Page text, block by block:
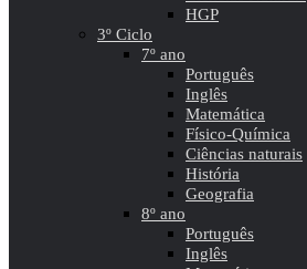
HGP
3º Ciclo
7º ano
Português
Inglês
Matemática
Físico-Química
Ciências naturais
História
Geografia
8º ano
Português
Inglês